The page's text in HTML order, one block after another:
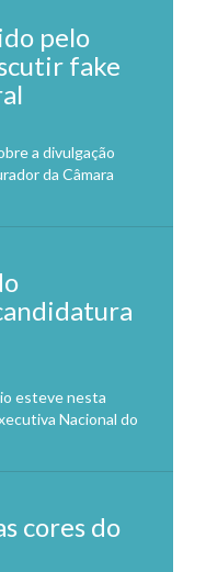
pelo
fake
a divulgação
da Câmara
esteve nesta
Nacional do
cores do